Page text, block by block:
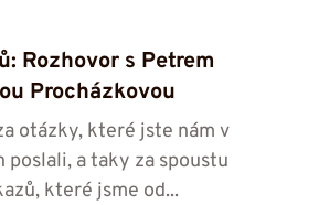
Rozhovor s Petrem
Procházkovou
otázky, které jste nám v
a taky za spoustu
které jsme od...